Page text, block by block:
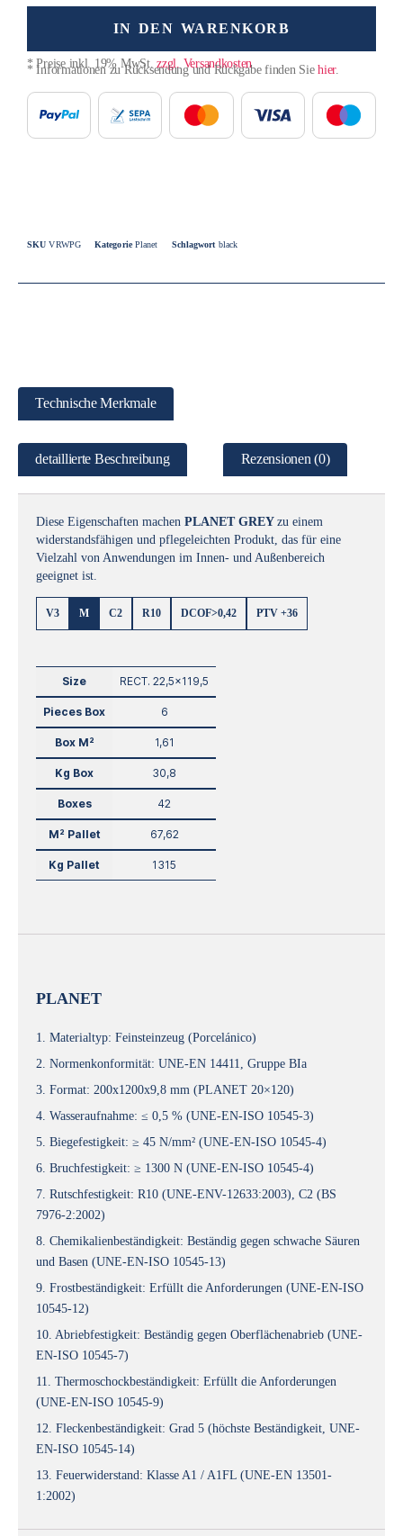
IN DEN WARENKORB
* Preise inkl. 19% MwSt.zzgl. Versandkosten
* Informationen zu Rücksendung und Rückgabe finden Siehier.
SKUVRWPG Kategorie Planet Schlagwort black
Technische Merkmale
detaillierte Beschreibung Rezensionen (0)
Diese Eigenschaften machen PLANETGREYzu einem
widerstandsfähigen und pflegeleichten Produkt, das für eine
Vielzahl von Anwendungen im Innen- und Außenbereich
geeignet ist.
V3 M C2 R10 DCOF>0,42 PTV +36
Size
Pieces Box
Box M²
Kg Box
Boxes
M² Pallet
Kg Pallet
RECT. 22,5×119,5
6
1,61
30,8
42
67,62
1315
PLANET
1. Materialtyp: Feinsteinzeug (Porcelánico)
2. Normenkonformität: UNE-EN 14411, Gruppe BIa
3. Format: 200x1200x9,8 mm (PLANET 20×120)
4. Wasseraufnahme: ≤ 0,5 % (UNE-EN-ISO 10545-3)
5. Biegefestigkeit: ≥ 45 N/mm² (UNE-EN-ISO 10545-4)
6. Bruchfestigkeit: ≥ 1300 N (UNE-EN-ISO 10545-4)
7. Rutschfestigkeit: R10 (UNE-ENV-12633:2003), C2 (BS
7976-2:2002)
8. Chemikalienbeständigkeit: Beständig gegen schwache Säuren
und Basen (UNE-EN-ISO 10545-13)
9. Frostbeständigkeit: Erfüllt die Anforderungen (UNE-EN-ISO
10545-12)
10. Abriebfestigkeit: Beständig gegen Oberflächenabrieb (UNE-
EN-ISO 10545-7)
11. Thermoschockbeständigkeit: Erfüllt die Anforderungen
(UNE-EN-ISO 10545-9)
12. Fleckenbeständigkeit: Grad 5 (höchste Beständigkeit, UNE-
EN-ISO 10545-14)
13. Feuerwiderstand: Klasse A1 / A1FL (UNE-EN 13501-
1:2002)